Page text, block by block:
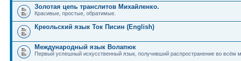
Золотая цепь транслитов Михайленко.
Красивые, простые, обратимые.
Креольский язык Ток Писин (English)
Международный язык Волапюк
Первый успешный искусственный язык, получивший распространение во всём